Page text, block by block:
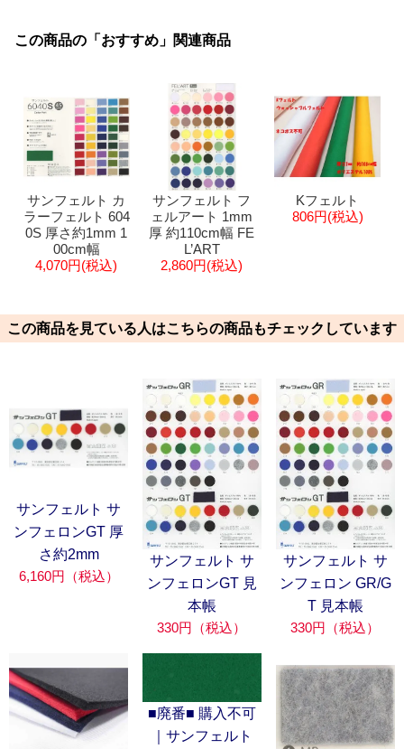
この商品の「おすすめ」関連商品
サンフェルト カ
ラーフェルト 604
0S 厚さ約1mm 1
00cm幅
4,070円(税込)
サンフェルト フ
ェルアート 1mm
厚 約110cm幅 FE
L’ART
2,860円(税込)
Kフェルト
806円(税込)
この商品を見ている人はこちらの商品もチェックしています
サンフェルト サ
ンフェロンGT 厚
さ約2mm
6,160円（税込）
サンフェルト サ
ンフェロンGT 見
本帳
330円（税込）
サンフェルト サ
ンフェロン GR/G
T 見本帳
330円（税込）
■廃番■ 購入不可
｜サンフェルト